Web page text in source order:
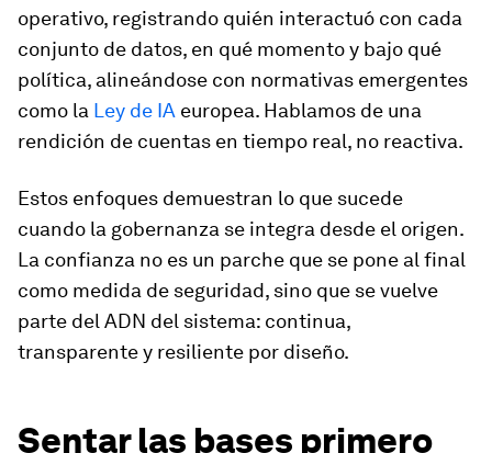
operativo, registrando quién interactuó con cada
conjunto de datos, en qué momento y bajo qué
política, alineándose con normativas emergentes
como la Ley de IA europea. Hablamos de una
rendición de cuentas en tiempo real, no reactiva.
Estos enfoques demuestran lo que sucede
cuando la gobernanza se integra desde el origen.
La confianza no es un parche que se pone al final
como medida de seguridad, sino que se vuelve
parte del ADN del sistema: continua,
transparente y resiliente por diseño.
Sentar las bases primero